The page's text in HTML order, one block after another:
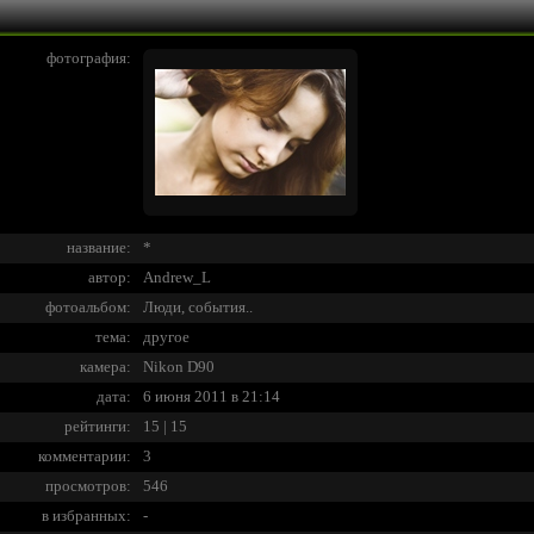
фотография:
название:
*
автор:
Andrew_L
фотоальбом:
Люди, события..
тема:
другое
камера:
Nikon D90
дата:
6 июня 2011 в 21:14
рейтинги:
15 | 15
комментарии:
3
просмотров:
546
в избранных:
-